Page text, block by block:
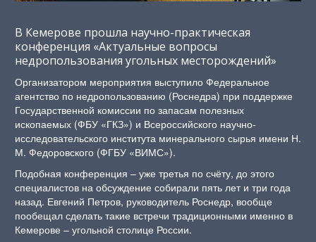
В Кемерове прошла научно-практическая
конференция «Актуальные вопросы
недропользования угольных месторождений»
Организатором мероприятия выступило Федеральное
агентство по недропользованию (Роснедра) при поддержке
Государственной комиссии по запасам полезных
ископаемых (ФБУ «ГКЗ») и Всероссийского научно-
исследовательского института минерального сырья имени Н.
М. Федоровского (ФГБУ «ВИМС»).
Подобная конференция – уже третья по счёту, до этого
специалистов на обсуждение собирали пять лет и три года
назад. Евгений Петров, руководитель Роснедр, вообще
пообещал сделать такие встречи традиционными именно в
Кемерове – угольной столице России.